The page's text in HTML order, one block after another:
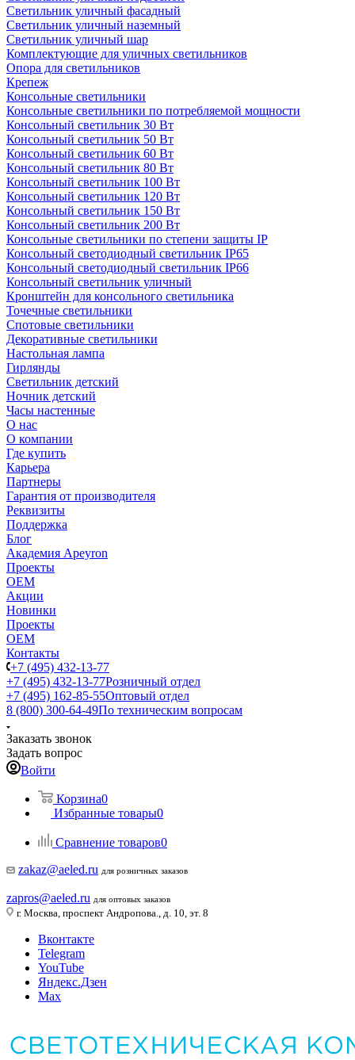
Светильник уличный фасадный
Светильник уличный наземный
Cветильник уличный шар
Комплектующие для уличных светильников
Опора для светильников
Крепеж
Консольные светильники
Консольные светильники по потребляемой мощности
Консольный светильник 30 Вт
Консольный светильник 50 Вт
Консольный светильник 60 Вт
Консольный светильник 80 Вт
Консольный светильник 100 Вт
Консольный светильник 120 Вт
Консольный светильник 150 Вт
Консольный светильник 200 Вт
Консольные светильники по степени защиты IP
Консольный светодиодный светильник IP65
Консольный светодиодный светильник IP66
Консольный светильник уличный
Кронштейн для консольного светильника
Точечные светильники
Спотовые светильники
Декоративные светильники
Настольная лампа
Гирлянды
Светильник детский
Ночник детский
Часы настенные
О нас
О компании
Где купить
Карьера
Партнеры
Гарантия от производителя
Реквизиты
Поддержка
Блог
Академия Apeyron
Проекты
ОЕМ
Акции
Новинки
Проекты
ОЕМ
Контакты
+7 (495) 432-13-77
+7 (495) 432-13-77Розничный отдел
+7 (495) 162-85-55Оптовый отдел
8 (800) 300-64-49По техническим вопросам
Заказать звонок
Задать вопрос
Войти
Корзина0
Избранные товары0
Сравнение товаров0
zakaz@aeled.ru для розничных заказов
zapros@aeled.ru для оптовых заказов
г. Москва, проспект Андропова., д. 10, эт. 8
Вконтакте
Telegram
YouTube
Яндекс.Дзен
Max